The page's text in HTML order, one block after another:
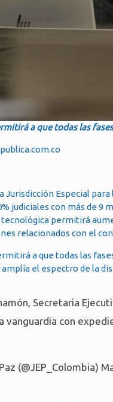
a que todas las
Jurisdicción Especial
judiciales con más de 9
permitirá
relacionados con el
a que todas las
el espectro de la
Secretaria
vanguardia con
(@JEP_Colombia)